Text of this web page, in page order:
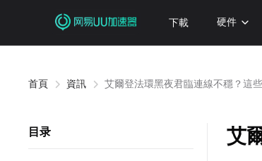
下載 硬件
首頁 資訊 艾爾登法環黑夜君臨連線不穩？這
目录 艾